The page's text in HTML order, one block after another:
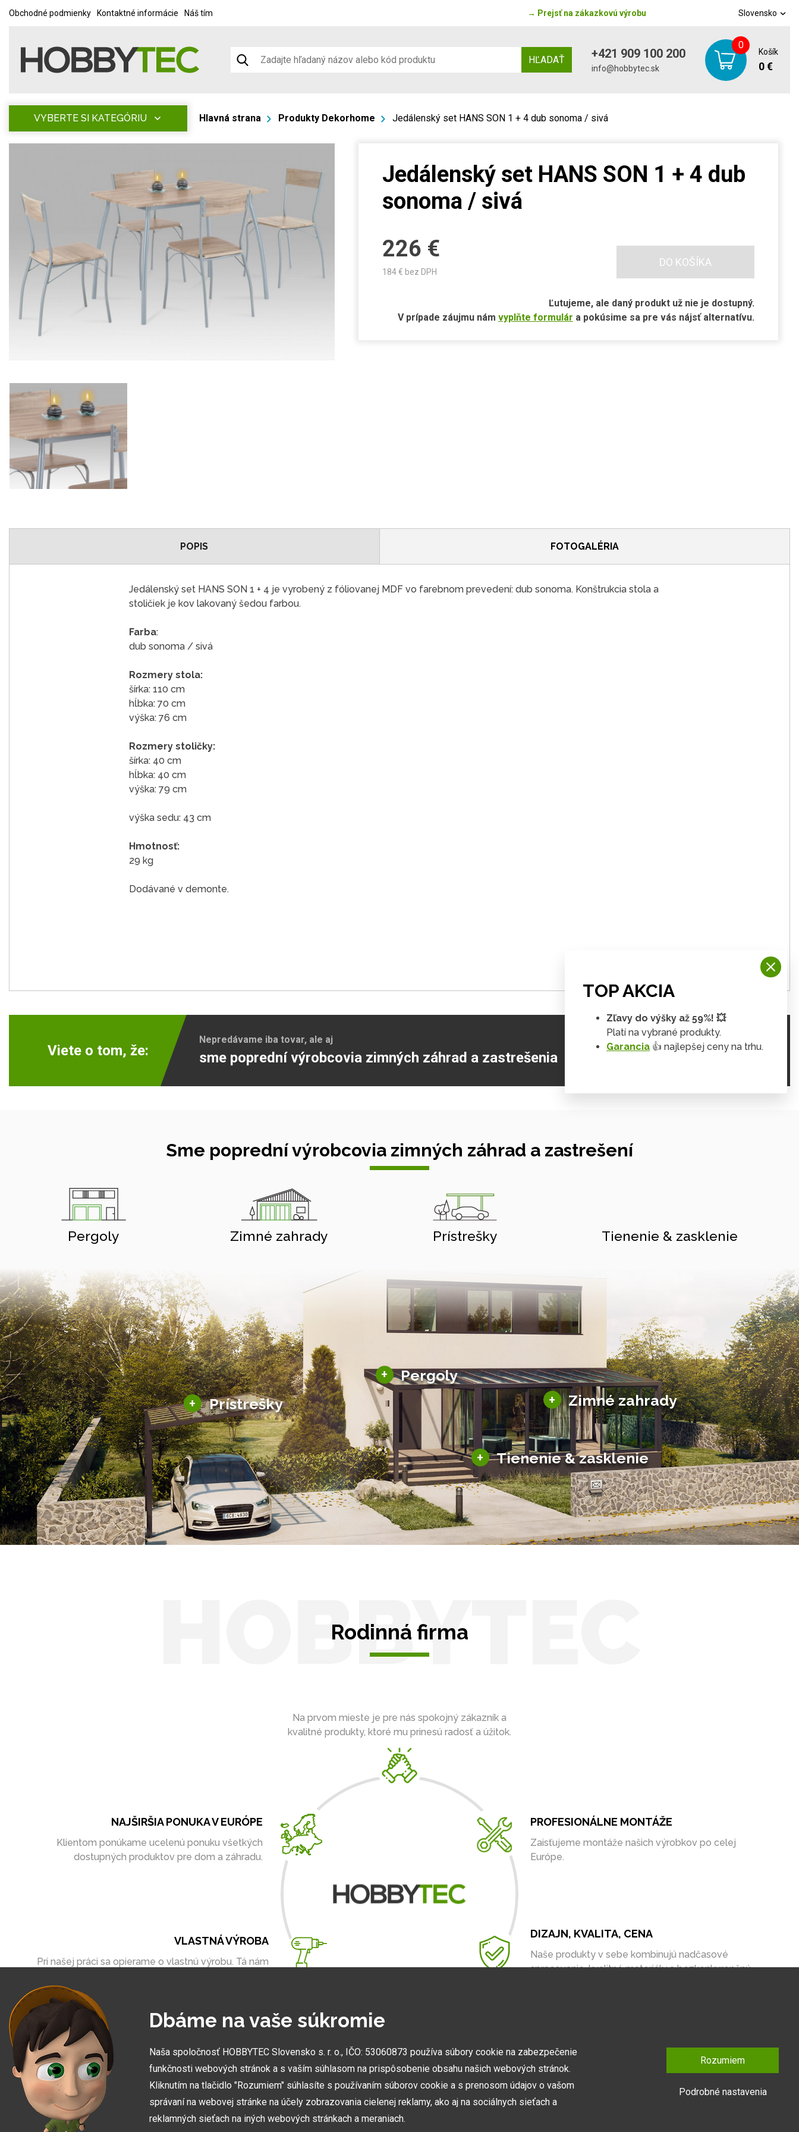
Obchodné podmienky Kontaktné informácie Náš tím → Prejsť na zákazkovú výrobu Slovensko
HĽADAŤ +421 909 100 200
info@hobbytec.sk
0
Košík
0 €
VYBERTE SI KATEGÓRIU Hlavná strana Produkty Dekorhome Jedálenský set HANS SON 1 + 4 dub sonoma / sivá
Jedálenský set HANS SON 1 + 4 dub
sonoma / sivá
226 €
184€ bez DPH
DO KOŠÍKA
Ľutujeme, ale daný produkt už nie je dostupný.
V prípade záujmu nám vyplňte formulár a pokúsime sa pre vás nájsť alternatívu.
POPIS FOTOGALÉRIA
Jedálenský set HANS SON 1 + 4 je vyrobený z fóliovanej MDF vo farebnom prevedení: dub sonoma. Konštrukcia stola a
stoličiek je kov lakovaný šedou farbou.
Farba:
dub sonoma / sivá
Rozmery stola:
šírka: 110 cm
hĺbka: 70 cm
výška: 76 cm
Rozmery stoličky:
šírka: 40 cm
hĺbka: 40 cm
výška: 79 cm
výška sedu: 43 cm
Hmotnosť:
29 kg
Dodávané v demonte.
Viete o tom, že:
Nepredávame iba tovar, ale aj
sme poprední výrobcovia zimných záhrad a zastrešenia ZJISTIŤ VIAC
Sme poprední výrobcovia zimných záhrad a zastrešení
Pergoly Zimné zahrady Prístrešky Tienenie & zasklenie
+ Pergoly
Hliníkové pergoly
Bioklimatické pergoly
Altány a zastrešenie
Solárne pergoly
+ Zimné zahrady
Sezónne zimné záhrady
Hliníkové zimné záhrady
Posuvné zimné záhrady
Solárne zimné záhrady
+ Prístrešky
Hliníkové prístrešky
Solárne prístrešky pre auto
+ Tienenie & zasklenie
Tienenie
Zasklenie
HOBBYTEC
Rodinná firma
Na prvom mieste je pre nás spokojný zákazník a
kvalitné produkty, ktoré mu prinesú radosť a úžitok.
PROFESIONÁLNE MONTÁŽE
Zaisťujeme montáže našich výrobkov po celej
Európe.
DIZAJN, KVALITA, CENA
Naše produkty v sebe kombinujú nadčasové
spracovanie, kvalitné materiály a bezkonkurenčnú
NAJVÄČŠIE SHOWROOMY
Vytvorili sme najväčšie ukážkové centrá svojho druhu
v ČR a SK. Nájdete nás v Prahe a Prešove.
VLASTNÁ VÝROBA
Pri našej práci sa opierame o vlastnú výrobu. Tá nám
NAJŠIRŠIA PONUKA V EURÓPE
Klientom ponúkame ucelenú ponuku všetkých
dostupných produktov pre dom a záhradu.
TOP AKCIA
Zľavy do výšky až 59%! 💥
Platí na vybrané produkty.
Garancia 👍 najlepšej ceny na trhu.
Dbáme na vaše súkromie
Naša spoločnosť HOBBYTEC Slovensko s. r. o., IČO: 53060873 používa súbory cookie na zabezpečenie
funkčnosti webových stránok a s vaším súhlasom na prispôsobenie obsahu našich webových stránok.
Kliknutím na tlačidlo "Rozumiem" súhlasíte s používaním súborov cookie a s prenosom údajov o vašom
správaní na webovej stránke na účely zobrazovania cielenej reklamy, ako aj na sociálnych sieťach a
reklamných sieťach na iných webových stránkach a meraniach.
Rozumiem
Podrobné nastavenia